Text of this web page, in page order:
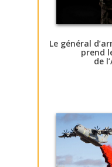
Le général
prend
de